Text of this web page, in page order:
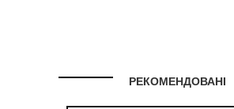
РЕКОМЕНДОВАНІ